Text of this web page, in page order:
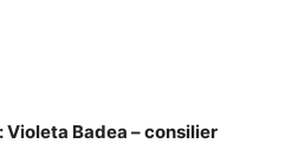
Badea – consilier